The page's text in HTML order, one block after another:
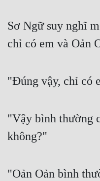
Sơ Ngữ suy nghĩ
chỉ có em và Oản
"Đúng vậy, chỉ có
"Vậy bình thường
không?"
"Oản Oản bình